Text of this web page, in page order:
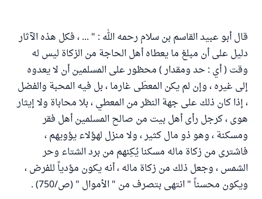
قال أبو عبيد القاسم بن سلام رحمه الله : " ... ، فكل هذه الآثار
دليل على أن مبلغ ما يعطاه أهل الحاجة من الزكاة ليس له
وقت ( أي : حد ومقدار ) محظور على المسلمين أن لا يعدوه
إلى غيره ، وإن لم يكن المعطَى غارما ، بل فيه المحبة والفضل
، إذا كان ذلك على جهة النظر من المعطي ، بلا محاباة ولا إيثار
هوى ، كرجل رأى أهل بيت من صالح المسلمين أهل فقر
ومسكنة ، وهو ذو مال كثير ، ولا منزل لهؤلاء يؤويهم ،
فاشترى من زكاة ماله مسكنا يُكِنهم من برد الشتاء وحر
الشمس ، وجعل ذلك من زكاة ماله ، أنه يكون مؤدياً للفرض ،
ويكون محسناً " انتهى بتصرف من " الأموال " (ص/750) .